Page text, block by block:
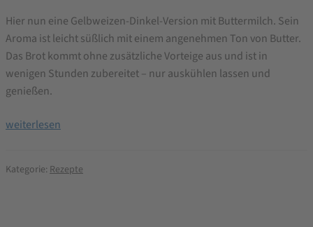
Hier nun eine Gelbweizen-Dinkel-Version mit Buttermilch. Sein
Aroma ist leicht süßlich mit einem angenehmen Ton von Butter.
Das Brot kommt ohne zusätzliche Vorteige aus und ist in
wenigen Stunden zubereitet – nur auskühlen lassen und
genießen.
Gelbweizen-
mit
weiterlesen
Kategorie: Rezepte